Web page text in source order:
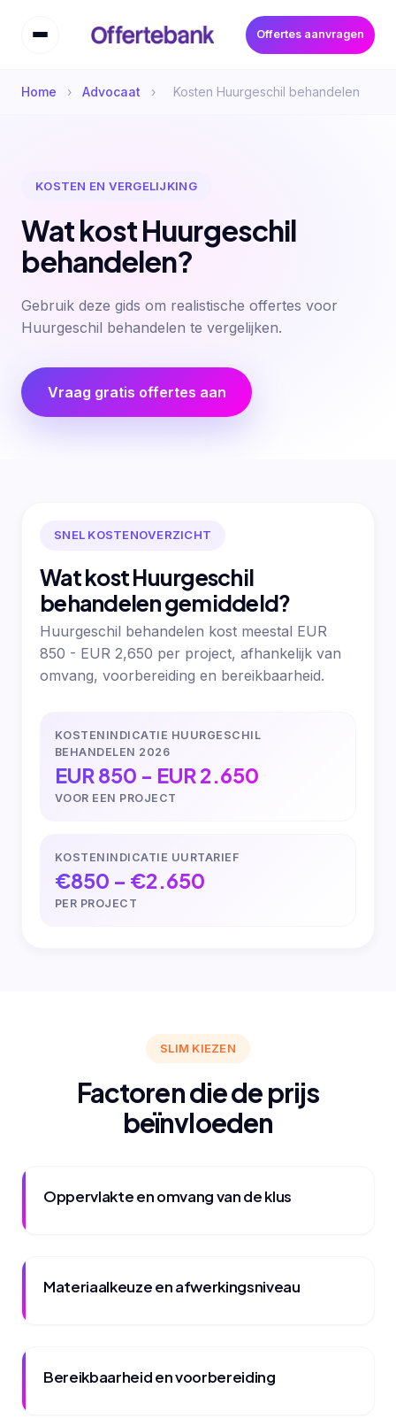
Offertes aanvragen
Home › Advocaat › Kosten Huurgeschil behandelen
KOSTEN EN VERGELIJKING
Wat kost Huurgeschil
behandelen?
Gebruik deze gids om realistische offertes voor
Huurgeschil behandelen te vergelijken.
Vraag gratis offertes aan
SNEL KOSTENOVERZICHT
Wat kost Huurgeschil
behandelen gemiddeld?
Huurgeschil behandelen kost meestal EUR
850 - EUR 2,650 per project, afhankelijk van
omvang, voorbereiding en bereikbaarheid.
KOSTENINDICATIE HUURGESCHIL
BEHANDELEN 2026
EUR 850 - EUR 2.650
VOOR EEN PROJECT
KOSTENINDICATIE UURTARIEF
€850 – €2.650
PER PROJECT
SLIM KIEZEN
Factoren die de prijs
beïnvloeden
Oppervlakte en omvang van de klus
Materiaalkeuze en afwerkingsniveau
Bereikbaarheid en voorbereiding